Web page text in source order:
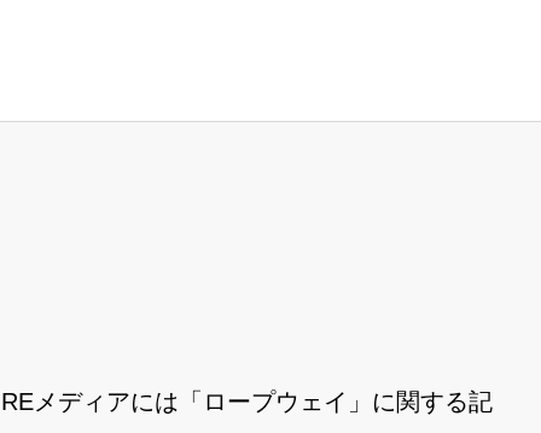
メディアには「ロープウェイ」に関する記